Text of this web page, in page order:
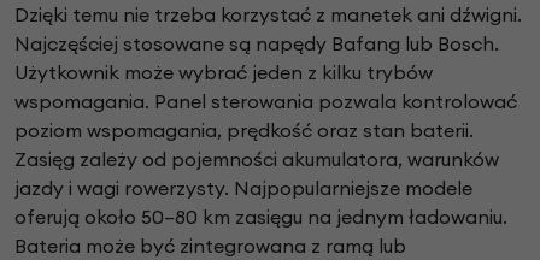
Dzięki temu nie trzeba korzystać z manetek ani dźwigni.
Najczęściej stosowane są napędy Bafang lub Bosch.
Użytkownik może wybrać jeden z kilku trybów
wspomagania. Panel sterowania pozwala kontrolować
poziom wspomagania, prędkość oraz stan baterii.
Zasięg zależy od pojemności akumulatora, warunków
jazdy i wagi rowerzysty. Najpopularniejsze modele
oferują około 50–80 km zasięgu na jednym ładowaniu.
Bateria może być zintegrowana z ramą lub